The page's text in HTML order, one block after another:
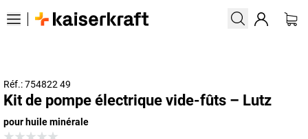
Réf.: 754822 49
Kit de pompe électrique vide-fûts – Lutz
pour huile minérale